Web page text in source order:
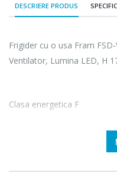
DESCRIERE PRODUS
Frigider cu o usa Fram
Ventilator, Lumina LED, H
Clasa energetica F
Beneficiezi de un consum